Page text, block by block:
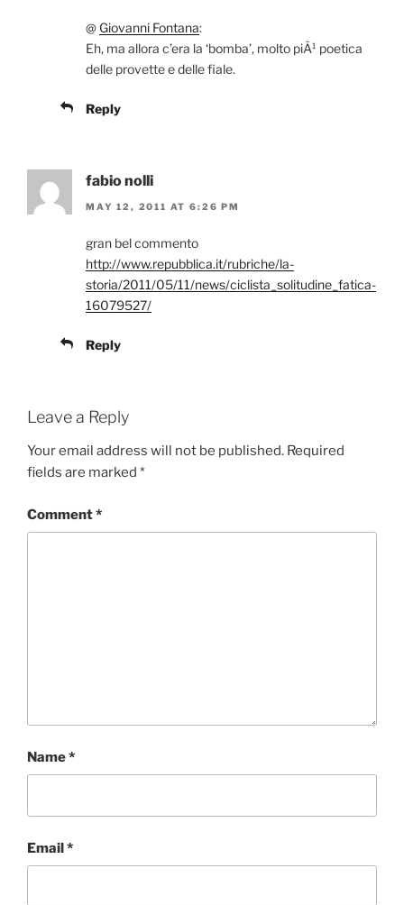
@ Giovanni Fontana:
Eh, ma allora c’era la ‘bomba’, molto piÃ¹ poetica
delle provette e delle fiale.
Reply
fabio nolli
MAY 12, 2011 AT 6:26 PM
gran bel commento
http://www.repubblica.it/rubriche/la-
storia/2011/05/11/news/ciclista_solitudine_fatica-
16079527/
Reply
Leave a Reply
Your email address will not be published. Required
fields are marked *
Comment*
Name*
Email*